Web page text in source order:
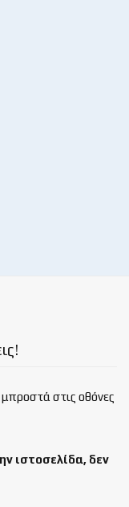
στις οθόνες
ιστοσελίδα, δεν